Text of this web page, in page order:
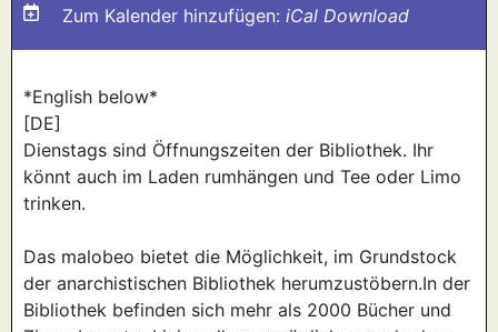
Zum Kalender hinzufügen: iCal Download
*English below*
[DE]
Dienstags sind Öffnungszeiten der Bibliothek. Ihr
könnt auch im Laden rumhängen und Tee oder Limo
trinken.
Das malobeo bietet die Möglichkeit, im Grundstock
der anarchistischen Bibliothek herumzustöbern.In der
Bibliothek befinden sich mehr als 2000 Bücher und